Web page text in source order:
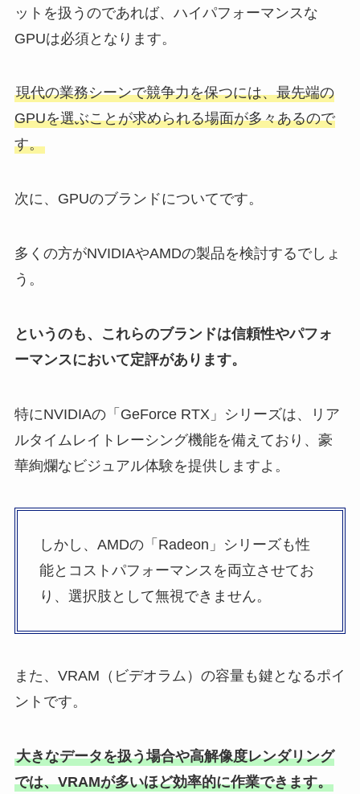
ットを扱うのであれば、ハイパフォーマンスな
GPUは必須となります。
現代の業務シーンで競争力を保つには、最先端の
GPUを選ぶことが求められる場面が多々あるので
す。
次に、GPUのブランドについてです。
多くの方がNVIDIAやAMDの製品を検討するでしょ
う。
というのも、これらのブランドは信頼性やパフォ
ーマンスにおいて定評があります。
特にNVIDIAの「GeForce RTX」シリーズは、リア
ルタイムレイトレーシング機能を備えており、豪
華絢爛なビジュアル体験を提供しますよ。
しかし、AMDの「Radeon」シリーズも性
能とコストパフォーマンスを両立させてお
り、選択肢として無視できません。
また、VRAM（ビデオラム）の容量も鍵となるポイ
ントです。
大きなデータを扱う場合や高解像度レンダリング
では、VRAMが多いほど効率的に作業できます。